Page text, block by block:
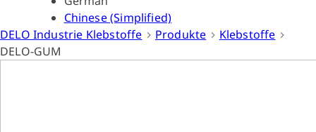
Chinese (Simplified)
DELO Industrie Klebstoffe
Produkte
Klebstoffe
DELO-GUM